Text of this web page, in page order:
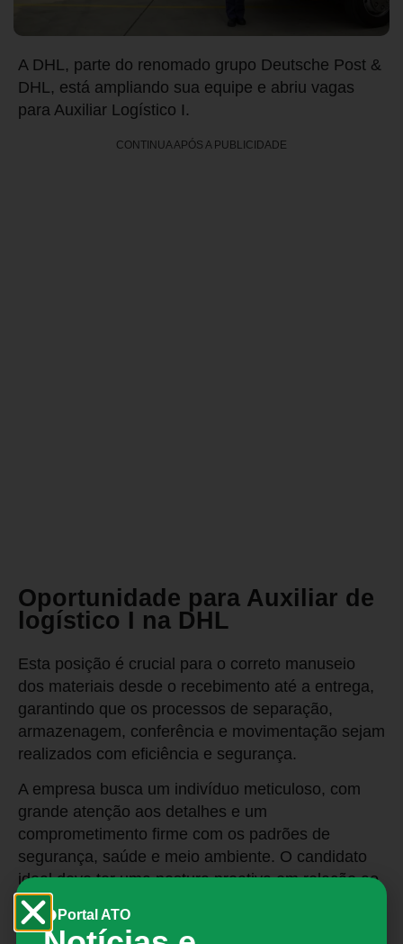
A DHL, parte do renomado grupo Deutsche Post &
DHL, está ampliando sua equipe e abriu vagas
para Auxiliar Logístico I.
CONTINUA APÓS A PUBLICIDADE
Oportunidade para Auxiliar de
logístico I na DHL
Esta posição é crucial para o correto manuseio
dos materiais desde o recebimento até a entrega,
garantindo que os processos de separação,
armazenagem, conferência e movimentação sejam
realizados com eficiência e segurança.
A empresa busca um indivíduo meticuloso, com
grande atenção aos detalhes e um
comprometimento firme com os padrões de
segurança, saúde e meio ambiente. O candidato
ideal deve ter uma postura proativa em relação ao
aprendizado e à melhoria contínua, além de
valorizar o trabalho em equipe, seguindo o lema
Portal ATO